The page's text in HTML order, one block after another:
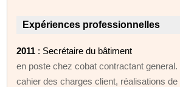
Expériences professionnelles
2011 : Secrétaire du bâtiment
en poste chez cobat contractant general.
cahier des charges client, réalisations de